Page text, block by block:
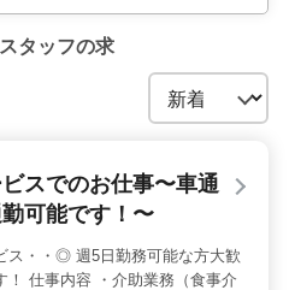
機能、特別養護老人ホーム、
介護・訪問入浴、病院、障
タッフの求
スでのお仕事〜車通
可能です！〜
ス・・◎ 週5日勤務可能な方大歓
！ 仕事内容 ・介助業務（食事介